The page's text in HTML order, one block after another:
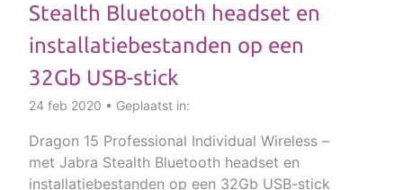
Stealth Bluetooth headset en
installatiebestanden op een
32Gb USB-stick
24 feb 2020 • Geplaatst in:
Dragon 15 Professional Individual Wireless –
met Jabra Stealth Bluetooth headset en
installatiebestanden op een 32Gb USB-stick